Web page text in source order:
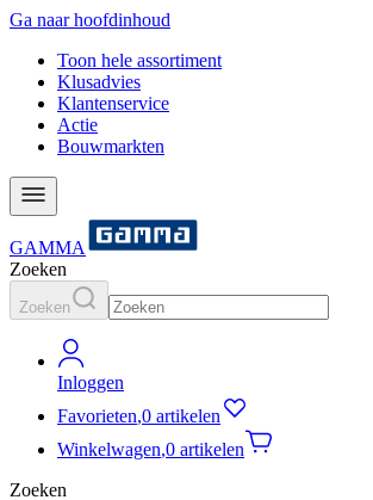
Ga naar hoofdinhoud
Toon hele assortiment
Klusadvies
Klantenservice
Actie
Bouwmarkten
GAMMA
Zoeken
Zoeken
Inloggen
Favorieten,0 artikelen
Winkelwagen,0 artikelen
Zoeken